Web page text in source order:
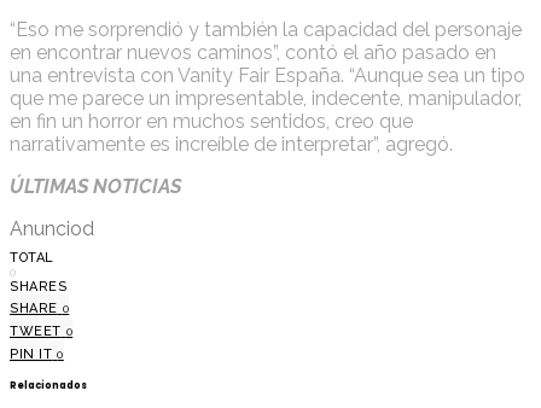
“Eso me sorprendió y también la capacidad del personaje
en encontrar nuevos caminos”, contó el año pasado en
una entrevista con Vanity Fair España. “Aunque sea un tipo
que me parece un impresentable, indecente, manipulador,
en fin un horror en muchos sentidos, creo que
narrativamente es increíble de interpretar”, agregó.
ÚLTIMAS NOTICIAS
Anunciod
TOTAL
0
SHARES
SHARE 0
TWEET 0
PIN IT 0
Relacionados